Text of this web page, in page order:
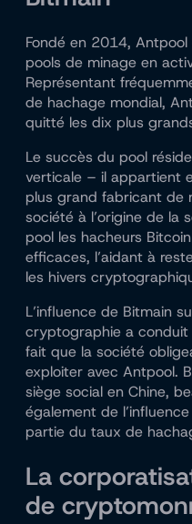
Fondé en 2014, Antpool
pools de minage en
Représentant
de hachage mondial,
quitté les dix plus
Le succès du pool
verticale – il appartient
plus grand fabricant de
société à l’origine de la
pool les hacheurs
efficaces, l’aidant à
les hivers
L’influence de Bitmain
cryptographie a
fait que la société
exploiter avec Antpool.
siège social en Chine,
également de
partie du taux de
La
de